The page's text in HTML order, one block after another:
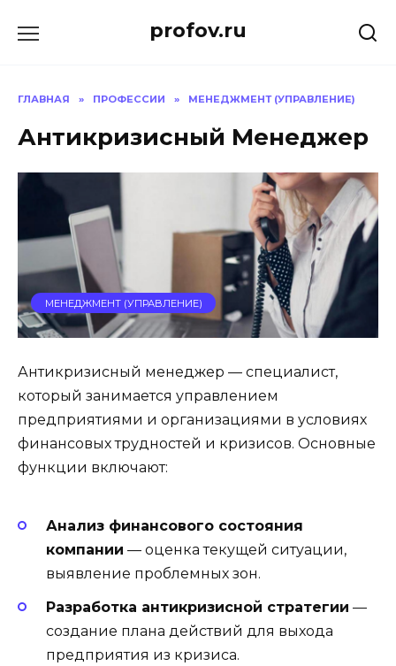
profov.ru
ГЛАВНАЯ » ПРОФЕССИИ » МЕНЕДЖМЕНТ (УПРАВЛЕНИЕ)
Антикризисный Менеджер
МЕНЕДЖМЕНТ (УПРАВЛЕНИЕ)
Антикризисный менеджер — специалист,
который занимается управлением
предприятиями и организациями в условиях
финансовых трудностей и кризисов. Основные
функции включают:
Анализ финансового состояния
компании — оценка текущей ситуации,
выявление проблемных зон.
Разработка антикризисной стратегии —
создание плана действий для выхода
предприятия из кризиса.